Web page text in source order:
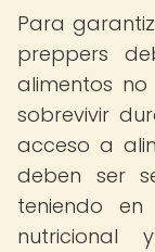
Para
preppers
alimentos
sobrevivir
acceso a
deben ser
teniendo
nutricional